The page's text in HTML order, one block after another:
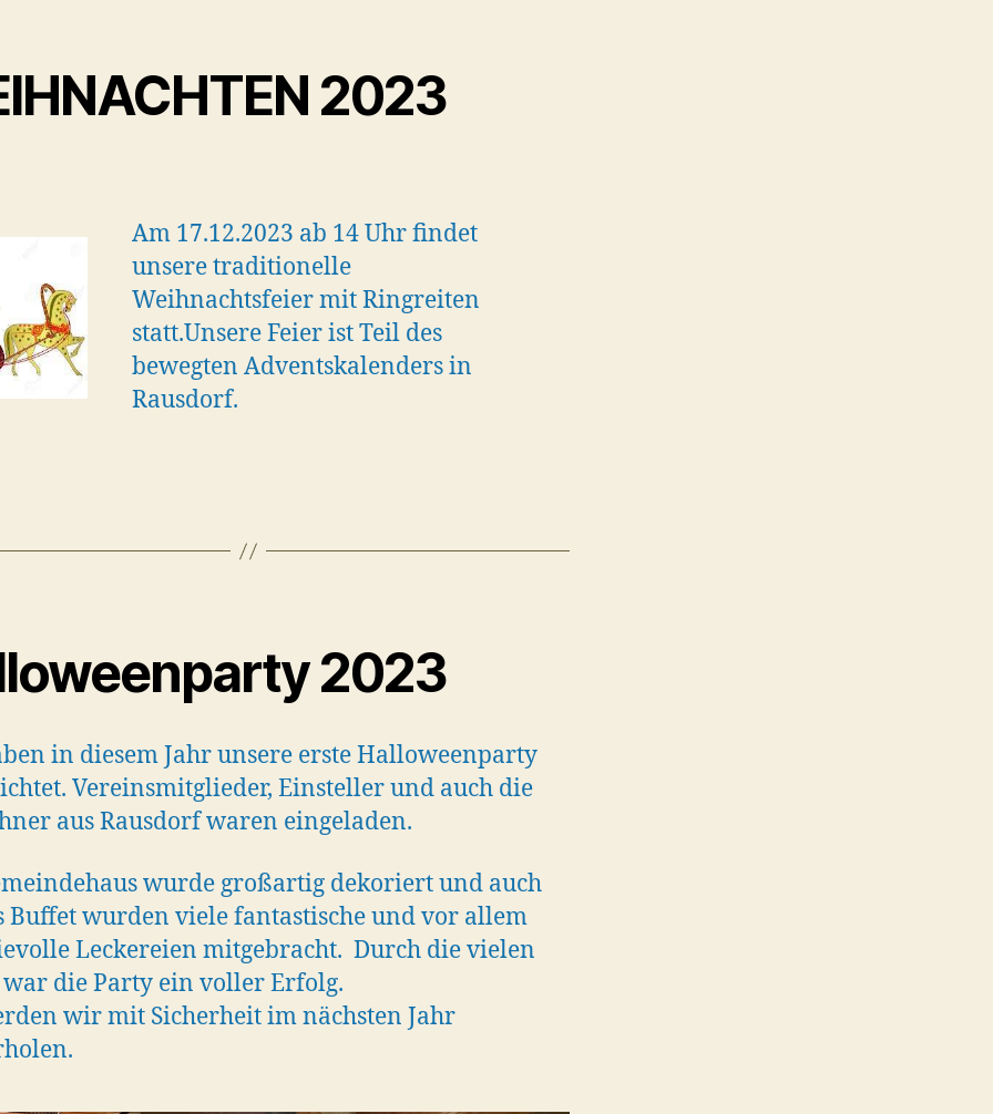
2023
Am 17.12.2023 ab 14 Uhr findet
unsere traditionelle
Weihnachtsfeier mit Ringreiten
statt.Unsere Feier ist Teil des
bewegten Adventskalenders in
Rausdorf.
2023
in diesem Jahr unsere erste Halloweenparty
Vereinsmitglieder, Einsteller und auch die
aus Rausdorf waren eingeladen.
wurde großartig dekoriert und auch
Buffet wurden viele fantastische und vor allem
Leckereien mitgebracht. Durch die vielen
die Party ein voller Erfolg.
wir mit Sicherheit im nächsten Jahr